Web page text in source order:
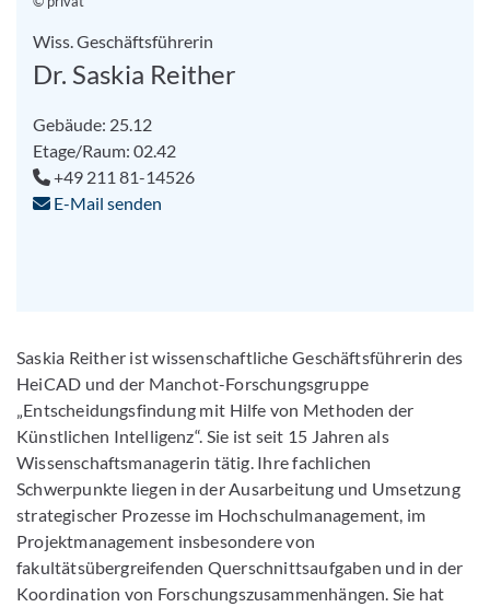
Wiss. Geschäftsführerin
Dr. Saskia Reither
Gebäude: 25.12
Etage/Raum: 02.42
+49 211 81-14526
E-Mail senden
Saskia Reither ist wissenschaftliche Geschäftsführerin des
HeiCAD und der Manchot-Forschungsgruppe
„Entscheidungsfindung mit Hilfe von Methoden der
Künstlichen Intelligenz“. Sie ist seit 15 Jahren als
Wissenschaftsmanagerin tätig. Ihre fachlichen
Schwerpunkte liegen in der Ausarbeitung und Umsetzung
strategischer Prozesse im Hochschulmanagement, im
Projektmanagement insbesondere von
fakultätsübergreifenden Querschnittsaufgaben und in der
Koordination von Forschungszusammenhängen. Sie hat